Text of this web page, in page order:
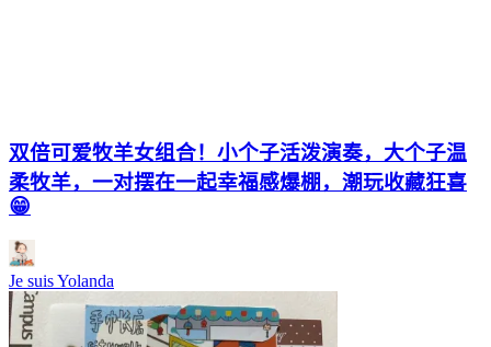
双倍可爱牧羊女组合！小个子活泼演奏，大个子温
柔牧羊，一对摆在一起幸福感爆棚，潮玩收藏狂喜
😁
Je suis Yolanda